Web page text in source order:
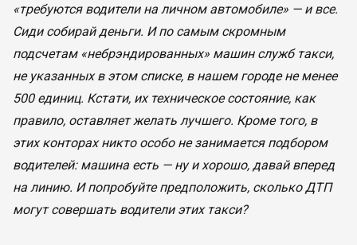
«требуются водители на личном автомобиле» — и все.
Сиди собирай деньги. И по самым скромным
подсчетам «небрэндированных» машин служб такси,
не указанных в этом списке, в нашем городе не менее
500 единиц. Кстати, их техническое состояние, как
правило, оставляет желать лучшего. Кроме того, в
этих конторах никто особо не занимается подбором
водителей: машина есть — ну и хорошо, давай вперед
на линию. И попробуйте предположить, сколько ДТП
могут совершать водители этих такси?